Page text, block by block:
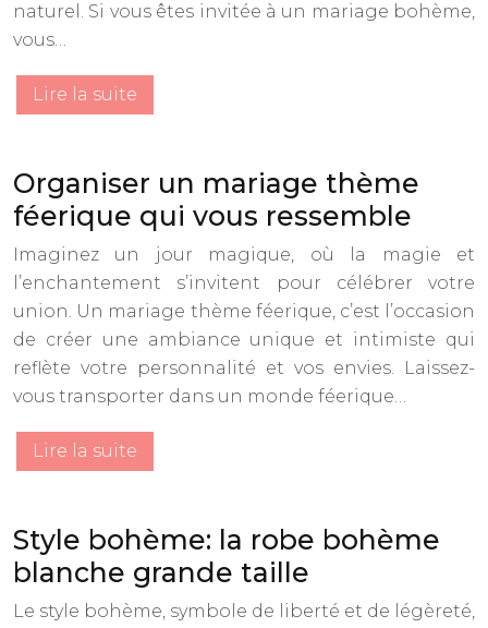
naturel. Si vous êtes invitée à un mariage bohème,
vous…
Lire la suite
Organiser un mariage thème
féerique qui vous ressemble
Imaginez un jour magique, où la magie et
l’enchantement s’invitent pour célébrer votre
union. Un mariage thème féerique, c’est l’occasion
de créer une ambiance unique et intimiste qui
reflète votre personnalité et vos envies. Laissez-
vous transporter dans un monde féerique…
Lire la suite
Style bohème: la robe bohème
blanche grande taille
Le style bohème, symbole de liberté et de légèreté,